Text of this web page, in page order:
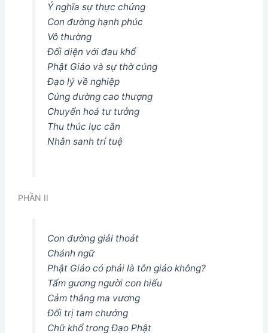
Ý nghĩa sự thực chứng
Con đường hạnh phúc
Vô thường
Đối diện với đau khổ
Phật Giáo và sự thờ cúng
Đạo lý về nghiệp
Cúng dường cao thượng
Chuyển hoá tư tưởng
Thu thúc lục căn
Nhân sanh trí tuệ
PHẦN II
Con đường giải thoát
Chánh ngữ
Phật Giáo có phải là tôn giáo không?
Tấm gương người con hiếu
Cảm thắng ma vương
Đối trị tam chướng
Chữ khổ trong Đạo Phật